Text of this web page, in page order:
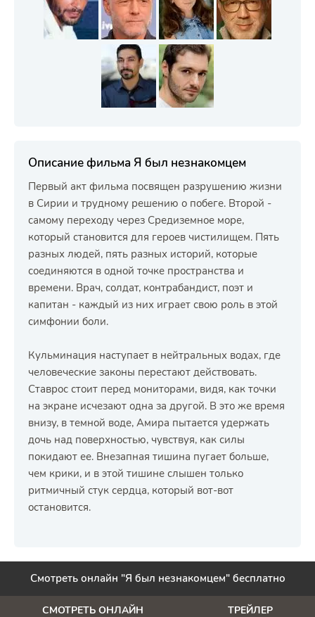
Описание фильма Я был незнакомцем
Первый акт фильма посвящен разрушению жизни
в Сирии и трудному решению о побеге. Второй -
самому переходу через Средиземное море,
который становится для героев чистилищем. Пять
разных людей, пять разных историй, которые
соединяются в одной точке пространства и
времени. Врач, солдат, контрабандист, поэт и
капитан - каждый из них играет свою роль в этой
симфонии боли.
Кульминация наступает в нейтральных водах, где
человеческие законы перестают действовать.
Ставрос стоит перед мониторами, видя, как точки
на экране исчезают одна за другой. В это же время
внизу, в темной воде, Амира пытается удержать
дочь над поверхностью, чувствуя, как силы
покидают ее. Внезапная тишина пугает больше,
чем крики, и в этой тишине слышен только
ритмичный стук сердца, который вот-вот
остановится.
Смотреть онлайн "Я был незнакомцем" бесплатно
СМОТРЕТЬ ОНЛАЙН ТРЕЙЛЕР